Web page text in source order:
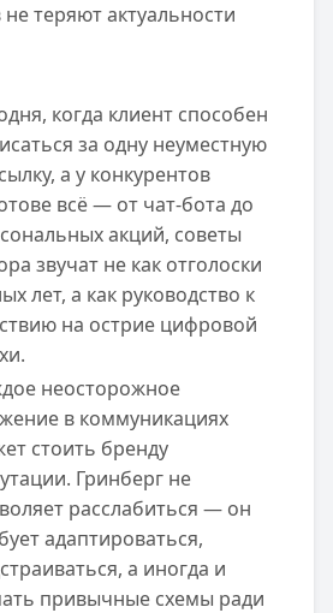
теряют актуальности
когда клиент способен
за одну неуместную
а у конкурентов
всё — от чат-бота до
акций, советы
звучат не как отголоски
лет, а как руководство к
на острие цифровой
неосторожное
в коммуникациях
стоить бренду
Гринберг не
расслабиться — он
адаптироваться,
а иногда и
привычные схемы ради